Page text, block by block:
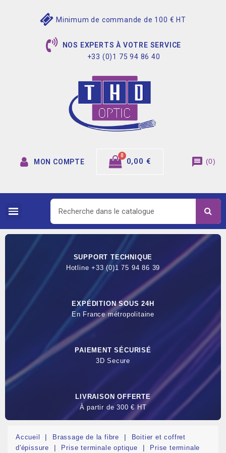
Minimum de commande de 100 € HT
NOS EXPERTS À VOTRE SERVICE
+33 (0)1 75 94 86 40
MON COMPTE 0,00 € message (0)
SUPPORT TECHNIQUE
Hotline +33 (0)1 75 94 86 39
EXPÉDITION SOUS 24H
En France métropolitaine
PAIEMENT SÉCURISÉ
3D Secure
LIVRAISON OFFERTE
À partir de 300 € HT
Accueil Brassage de la fibre
Boitier et coffret
d'épissure
Prise terminale optique
Prise terminale